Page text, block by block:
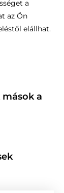
a
az Ön
elállhat.
a